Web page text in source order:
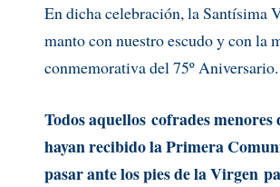
En dicha celebración, la Santísima
manto con nuestro escudo y con la
conmemorativa del 75º Aniversario.
Todos aquellos cofrades menores
hayan recibido la Primera
pasar ante los pies de la Virgen